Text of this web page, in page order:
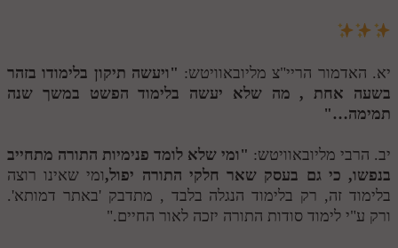
יא. האדמור הריי"צ מליובאוויטש: "ויעשה תיקון בלימודו בזהר
בשעה אחת , מה שלא יעשה בלימוד הפשט במשך שנה
תמימה…"
יב. הרבי מליובאוויטש: "ומי שלא לומד פנימיות התורה מתחייב
בנפשו, כי גם בעסק שאר חלקי התורה יפול,ומי שאינו רוצה
בלימוד זה, רק בלימוד הנגלה בלבד , מתדבק 'באתר דמותא'.
ורק ע"י לימוד סודות התורה יזכה לאור החיים."